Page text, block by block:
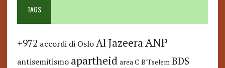
TAGS
+972 accordi di Oslo Al JazeeraANP
antisemitismo apartheid area C B'Tselem BDS